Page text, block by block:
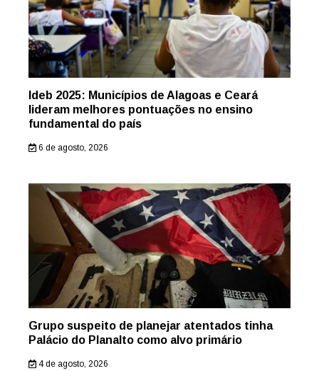
Ideb 2025: Municípios de Alagoas e Ceará
lideram melhores pontuações no ensino
fundamental do país
6 de agosto, 2026
Grupo suspeito de planejar atentados tinha
Palácio do Planalto como alvo primário
4 de agosto, 2026